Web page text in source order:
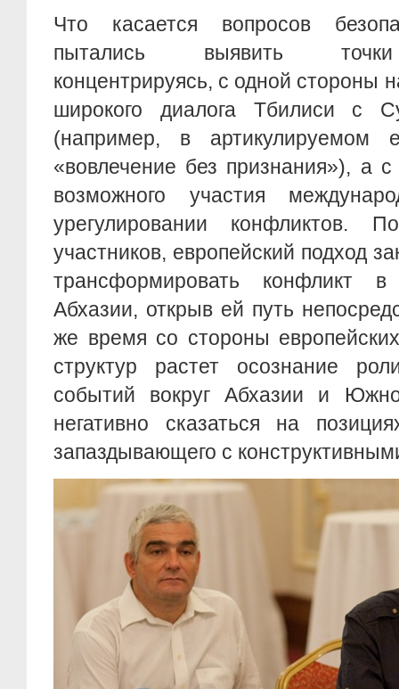
Что касается вопросов
пытались выявить точки
концентрируясь, с одной стороны
широкого диалога Тбилиси с
(например, в артикулируемом
«вовлечение без признания»), а
возможного участия
урегулировании конфликтов.
участников, европейский подход
трансформировать конфликт
Абхазии, открыв ей путь
же время со стороны
структур растет осознание
событий вокруг Абхазии и
негативно сказаться на
запаздывающего с